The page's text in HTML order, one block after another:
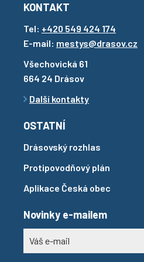
KONTAKT
Tel: +420 549 424 174
E-mail: mestys@drasov.cz
Všechovická 61
664 24 Drásov
Další kontakty
OSTATNÍ
Drásovský rozhlas
Protipovodňový plán
Aplikace Česká obec
Novinky e-mailem